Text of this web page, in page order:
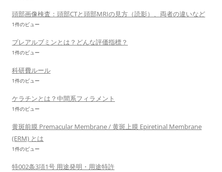
頭部画像検査：頭部CTと頭部MRIの見方（読影）、両者の違いなど
1件のビュー
プレアルブミンとは？どんな評価指標？
1件のビュー
科研費ルール
1件のビュー
ケラチンとは？中間系フィラメント
1件のビュー
黄斑前膜 Premacular Membrane / 黄斑上膜 Epiretinal Membrane
(ERM) とは
1件のビュー
特002条3項1号 用途発明・用途特許